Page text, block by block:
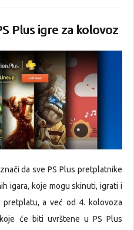
Plus igre za kolovoz
da sve PS Plus pretplatnike
igara, koje mogu skinuti, igrati i
pretplatu, a već od 4. kolovoza
će biti uvrštene u PS Plus